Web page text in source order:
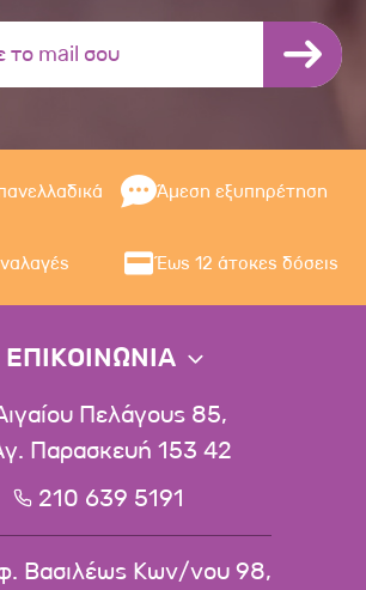
Άμεση εξυπηρέτηση
Έως 12 άτοκες δόσεις
ΕΠΙΚΟΙΝΩΝΙΑ
Πελάγους 85,
Παρασκευή 153 42
210 639 5191
Βασιλέως Κων/νου 98,